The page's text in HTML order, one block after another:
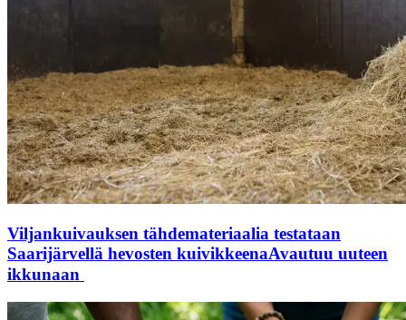
Viljankuivauksen tähdemateriaalia testataan
Saarijärvellä hevosten kuivikkeenaAvautuu uuteen
ikkunaan